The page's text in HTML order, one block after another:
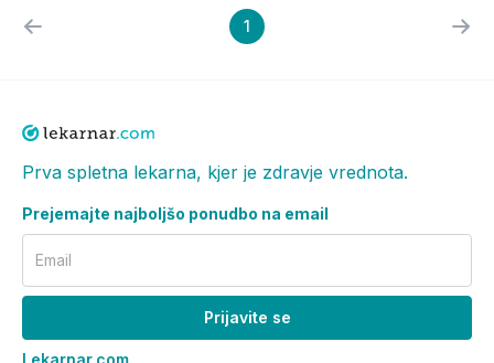
1
Prva spletna lekarna, kjer je zdravje vrednota.
Prejemajte najboljšo ponudbo na email
Email
Prijavite se